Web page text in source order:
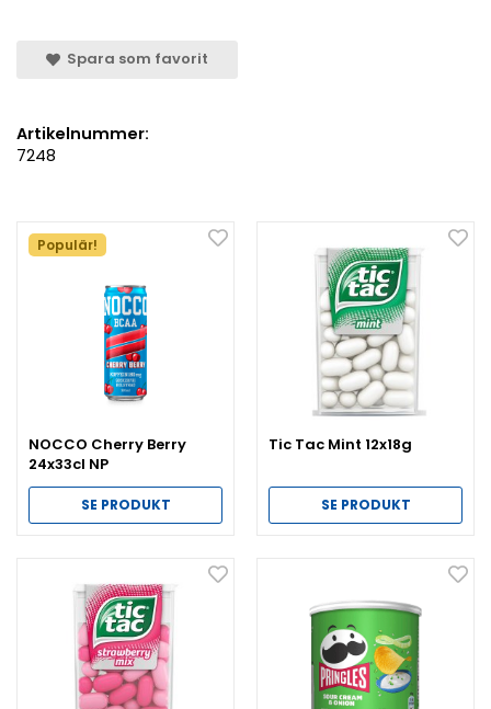
Spara som favorit
Artikelnummer:
7248
Populär!
NOCCO Cherry Berry
24x33cl NP
SE PRODUKT
Tic Tac Mint 12x18g
SE PRODUKT